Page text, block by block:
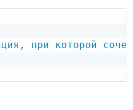
при которой